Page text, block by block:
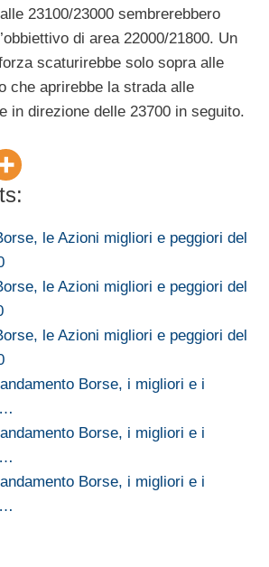
23100/23000 sembrerebbero
di area 22000/21800. Un
scaturirebbe solo sopra alle
che aprirebbe la strada alle
in direzione delle 23700 in seguito.
le Azioni migliori e peggiori del
le Azioni migliori e peggiori del
le Azioni migliori e peggiori del
Borse, i migliori e i
Borse, i migliori e i
Borse, i migliori e i